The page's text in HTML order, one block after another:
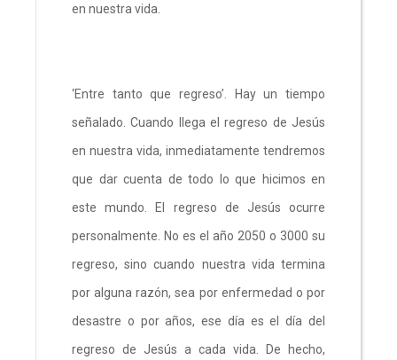
en nuestra vida.
‘Entre tanto que regreso’. Hay un tiempo
señalado. Cuando llega el regreso de Jesús
en nuestra vida, inmediatamente tendremos
que dar cuenta de todo lo que hicimos en
este mundo. El regreso de Jesús ocurre
personalmente. No es el año 2050 o 3000 su
regreso, sino cuando nuestra vida termina
por alguna razón, sea por enfermedad o por
desastre o por años, ese día es el día del
regreso de Jesús a cada vida. De hecho,